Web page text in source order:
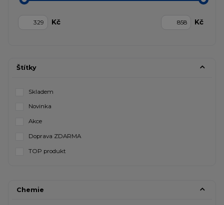
Kč Kč
Štítky
Skladem
Novinka
Akce
Doprava ZDARMA
TOP produkt
Chemie